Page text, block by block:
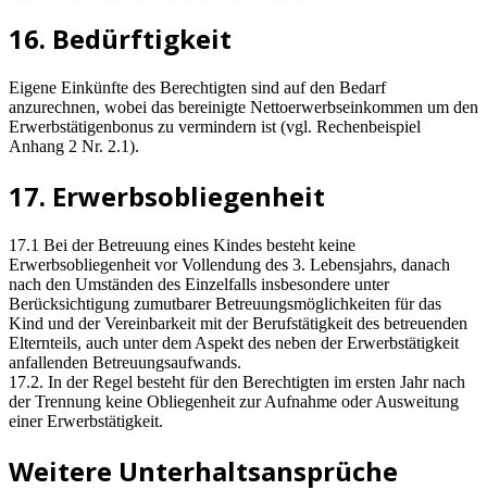
16. Bedürftigkeit
Eigene Einkünfte des Berechtigten sind auf den Bedarf
anzurechnen, wobei das bereinigte Nettoerwerbseinkommen um den
Erwerbstätigenbonus zu vermindern ist (vgl. Rechenbeispiel
Anhang 2 Nr. 2.1).
17. Erwerbsobliegenheit
17.1 Bei der Betreuung eines Kindes besteht keine
Erwerbsobliegenheit vor Vollendung des 3. Lebensjahrs, danach
nach den Umständen des Einzelfalls insbesondere unter
Berücksichtigung zumutbarer Betreuungsmöglichkeiten für das
Kind und der Vereinbarkeit mit der Berufstätigkeit des betreuenden
Elternteils, auch unter dem Aspekt des neben der Erwerbstätigkeit
anfallenden Betreuungsaufwands.
17.2. In der Regel besteht für den Berechtigten im ersten Jahr nach
der Trennung keine Obliegenheit zur Aufnahme oder Ausweitung
einer Erwerbstätigkeit.
Weitere Unterhaltsansprüche